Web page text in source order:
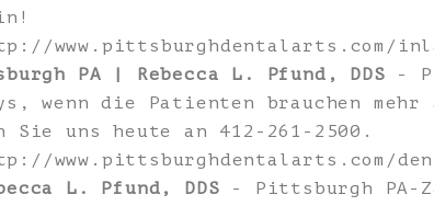
www.pittsburghdentalarts.com/
PA | Rebecca L. Pfund, DDS -
wenn die Patienten brauchen
Sie uns heute an 412-261-2500.
www.pittsburghdentalarts.com/
L. Pfund, DDS - Pittsburgh PA-